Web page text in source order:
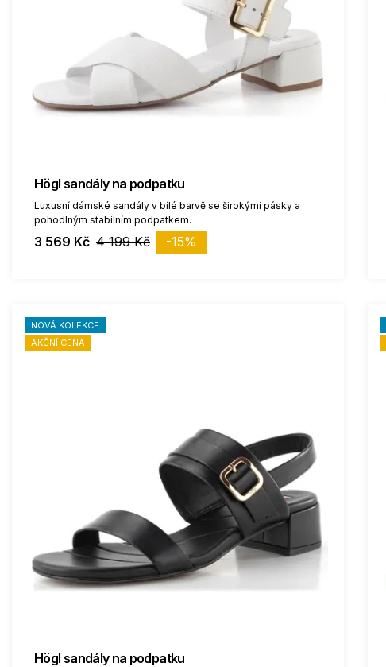
Högl sandály na podpatku
Luxusní dámské sandály v bílé barvě se širokými pásky a
pohodlným stabilním podpatkem.
3 569 Kč 4 199 Kč -15%
NOVÁ KOLEKCE
AKČNÍ CENA
Högl sandály na podpatku